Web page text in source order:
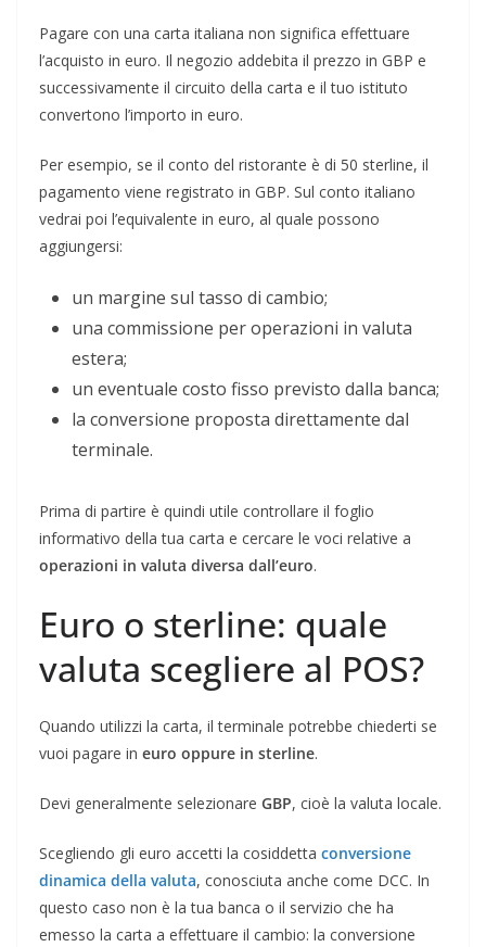
Pagare con una carta italiana non significa effettuare
l’acquisto in euro. Il negozio addebita il prezzo in GBP e
successivamente il circuito della carta e il tuo istituto
convertono l’importo in euro.
Per esempio, se il conto del ristorante è di 50 sterline, il
pagamento viene registrato in GBP. Sul conto italiano
vedrai poi l’equivalente in euro, al quale possono
aggiungersi:
un margine sul tasso di cambio;
una commissione per operazioni in valuta
estera;
un eventuale costo fisso previsto dalla banca;
la conversione proposta direttamente dal
terminale.
Prima di partire è quindi utile controllare il foglio
informativo della tua carta e cercare le voci relative a
operazioni in valuta diversa dall’euro.
Euro o sterline: quale
valuta scegliere al POS?
Quando utilizzi la carta, il terminale potrebbe chiederti se
vuoi pagare in euro oppure in sterline.
Devi generalmente selezionare GBP, cioè la valuta locale.
Scegliendo gli euro accetti la cosiddetta conversione
dinamica della valuta, conosciuta anche come DCC. In
questo caso non è la tua banca o il servizio che ha
emesso la carta a effettuare il cambio: la conversione